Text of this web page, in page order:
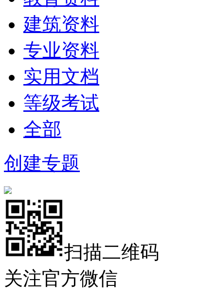
建筑资料
专业资料
实用文档
等级考试
全部
创建专题
扫描二维码
关注官方微信